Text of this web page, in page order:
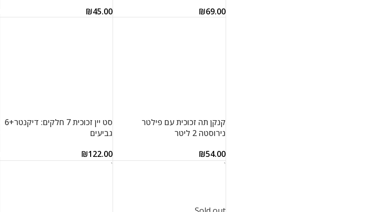
₪69.00
₪45.00
קנקן תה זכוכית עם פילטר
נירוסטה 2 ליטר
₪54.00
הוספה לסל
סט יין זכוכית 7 חלקים: דיקנטר+6
גביעים
₪122.00
הוספה לסל